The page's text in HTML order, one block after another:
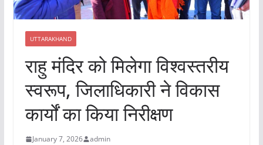
UTTARAKHAND
राहु मंदिर को मिलेगा विश्वस्तरीय
स्वरूप, जिलाधिकारी ने विकास
कार्यों का किया निरीक्षण
January 7, 2026 admin